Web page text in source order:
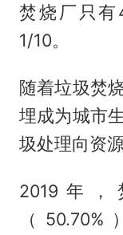
焚烧厂只
1/10。
随着垃圾焚
埋成为城市
圾处理向资
2019年
（